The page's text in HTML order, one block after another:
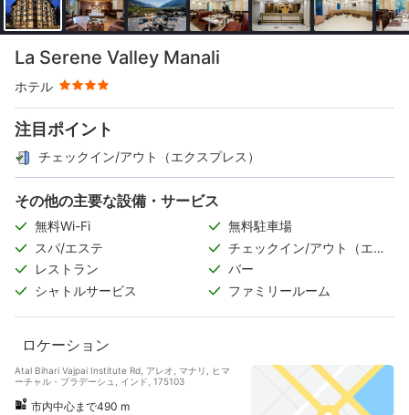
La Serene Valley Manali
ホテル
星評価 4つ星
注目ポイント
チェックイン/アウト（エクスプレス）
その他の主要な設備・サービス
無料Wi-Fi
無料駐車場
スパ/エステ
チェックイン/アウト（エク
スプレス）
レストラン
バー
シャトルサービス
ファミリールーム
ロケーション
Atal Bihari Vajpai Institute Rd, アレオ, マナリ, ヒマ
ーチャル・プラデーシュ, インド, 175103
市内中心まで490 m